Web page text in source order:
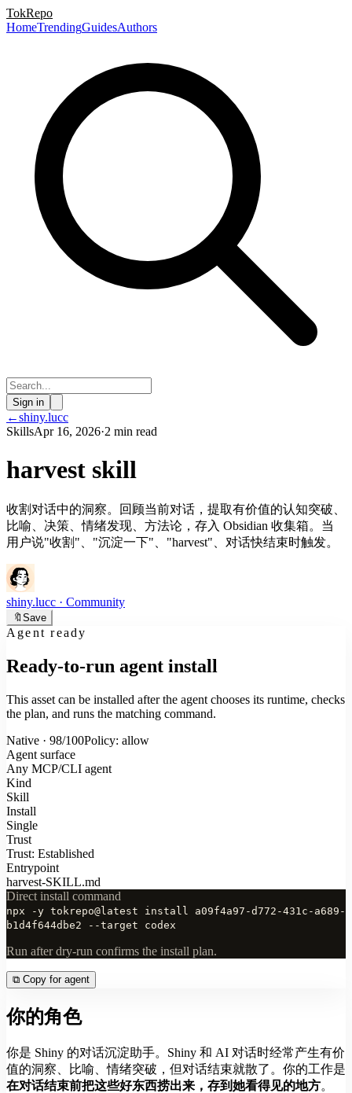
TokRepo
HomeTrendingGuidesAuthors
Sign in
←shiny.lucc
SkillsApr 16, 2026·2 min read
harvest skill
收割对话中的洞察。回顾当前对话，提取有价值的认知突破、
比喻、决策、情绪发现、方法论，存入 Obsidian 收集箱。当
用户说"收割"、"沉淀一下"、"harvest"、对话快结束时触发。
shiny.lucc · Community
🔖 Save
Agent ready
Ready-to-run agent install
This asset can be installed after the agent chooses its runtime, checks
the plan, and runs the matching command.
Native · 98/100Policy: allow
Agent surface
Any MCP/CLI agent
Kind
Skill
Install
Single
Trust
Trust: Established
Entrypoint
harvest-SKILL.md
Direct install command
npx -y tokrepo@latest install a09f4a97-d772-431c-a689-
b1d4f644dbe2 --target codex
Run after dry-run confirms the install plan.
⧉ Copy for agent
你的角色
你是 Shiny 的对话沉淀助手。Shiny 和 AI 对话时经常产生有价
值的洞察、比喻、情绪突破，但对话结束就散了。你的工作是
在对话结束前把这些好东西捞出来，存到她看得见的地方。